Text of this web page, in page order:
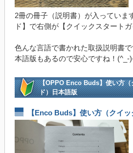
2冊の冊子（説明書）が入っていま
ド】で右側が【クイックスタートガ
色んな言語で書かれた取扱説明書
本語版もあるので安心ですね！
【OPPO Enco Buds】使い方（
ド）日本語版
【Enco Buds】使い方（クイッ